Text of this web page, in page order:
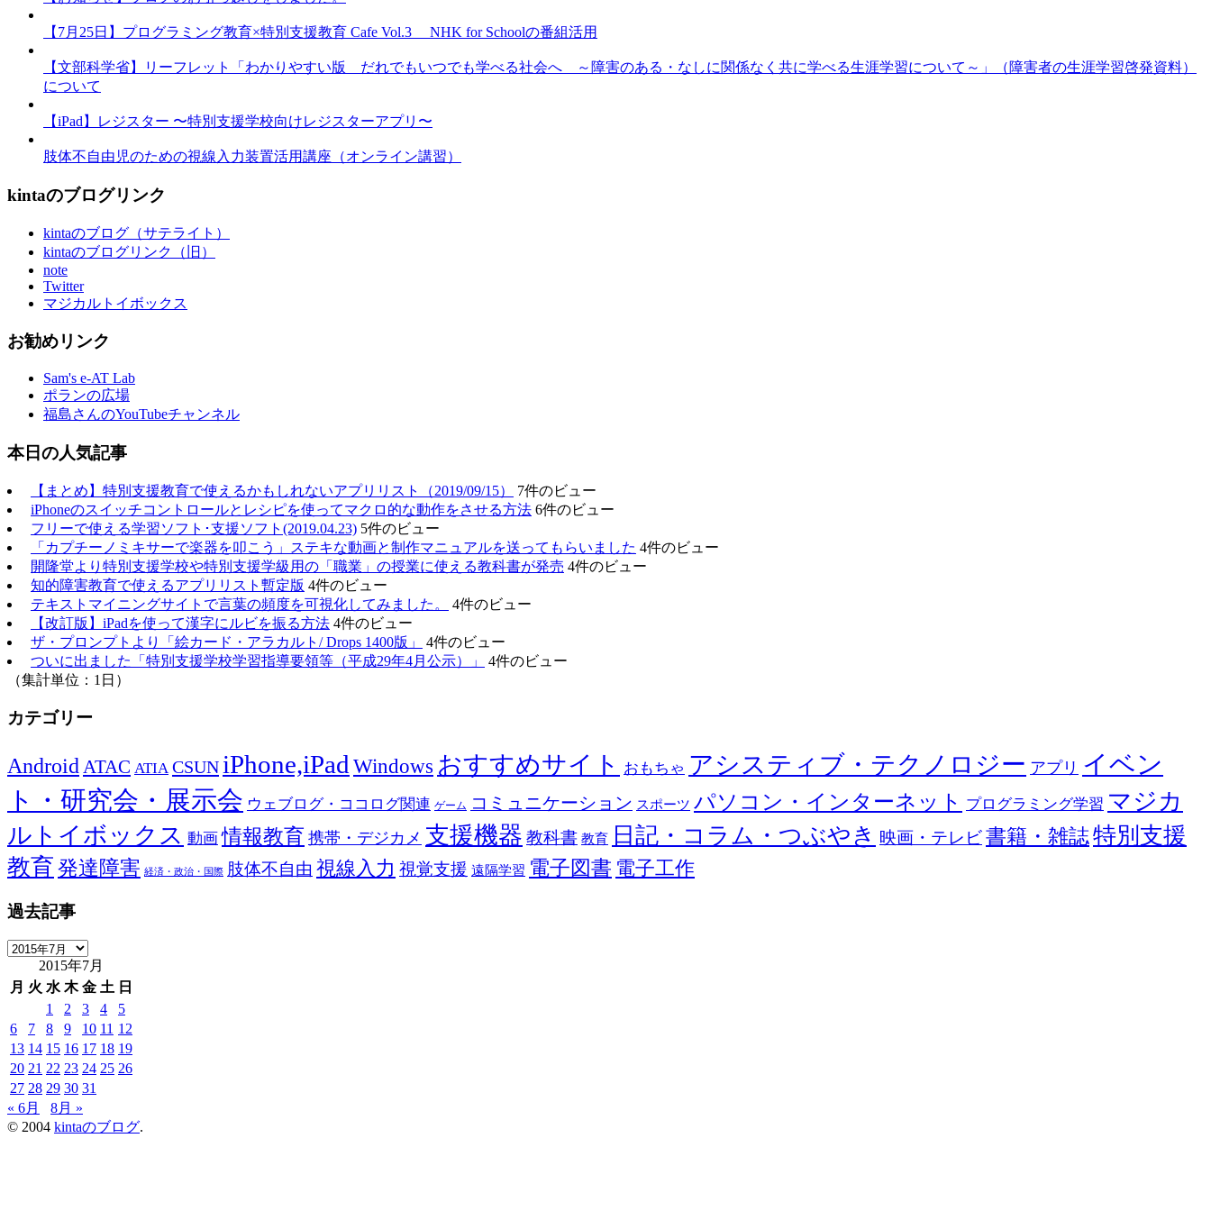
【7月25日】プログラミング教育×特別支援教育 Cafe Vol.3 NHK for Schoolの番組活用
【文部科学省】リーフレット「わかりやすい版 だれでもいつでも学べる社会へ ～障害のある・なしに関係なく共に学べる生涯学習について～」（障害者の生涯学習啓発資料）
について
【iPad】レジスター 〜特別支援学校向けレジスターアプリ〜
肢体不自由児のための視線入力装置活用講座（オンライン講習）
kintaのブログリンク
kintaのブログ（サテライト）
kintaのブログリンク（旧）
note
Twitter
マジカルトイボックス
お勧めリンク
Sam's e-AT Lab
ポランの広場
福島さんのYouTubeチャンネル
本日の人気記事
【まとめ】特別支援教育で使えるかもしれないアプリリスト（2019/09/15）
7件のビュー
iPhoneのスイッチコントロールとレシピを使ってマクロ的な動作をさせる方法 6件のビュー
フリーで使える学習ソフト･支援ソフト(2019.04.23) 5件のビュー
「カプチーノミキサーで楽器を叩こう」ステキな動画と制作マニュアルを送ってもらいました 4件のビュー
開隆堂より特別支援学校や特別支援学級用の「職業」の授業に使える教科書が発売 4件のビュー
知的障害教育で使えるアプリリスト暫定版 4件のビュー
テキストマイニングサイトで言葉の頻度を可視化してみました。
4件のビュー
【改訂版】iPadを使って漢字にルビを振る方法 4件のビュー
ザ・プロンプトより「絵カード・アラカルト/ Drops 1400版」
4件のビュー
ついに出ました「特別支援学校学習指導要領等（平成29年4月公示）」
4件のビュー
（集計単位：1日）
カテゴリー
Android ATAC ATIA CSUN iPhone,iPad Windows おすすめサイト おもちゃ アシスティブ・テクノロジー アプリ イベン
ト・研究会・展示会 ウェブログ・ココログ関連 ゲーム コミュニケーション スポーツ パソコン・インターネット プログラミング学習 マジカ
ルトイボックス 動画 情報教育 携帯・デジカメ 支援機器 教科書 教育 日記・コラム・つぶやき 映画・テレビ書籍・雑誌特別支援
教育発達障害 経済・政治・国際 肢体不自由 視線入力 視覚支援 遠隔学習 電子図書 電子工作
過去記事
過
記
2015年7月
月 火 水 木 金 土 日
1
2 3 4
5
6
7 8 9 10 11 12
13 14 15 16 17 18 19
20 21 22 23 24 25 26
27 28 29 30 31
« 6月
8月 »
© 2004 kintaのブログ.